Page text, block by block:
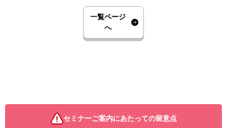
一覧ページ
へ
セミナーご案内にあたっての留意点